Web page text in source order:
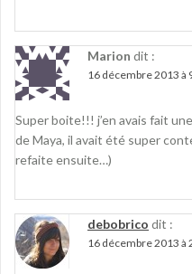
Marion dit :
16 décembre 2013 à
Super boite!!! j’en avais fait
de Maya, il avait été super
refaite ensuite…)
debobrico dit :
16 décembre 2013 à